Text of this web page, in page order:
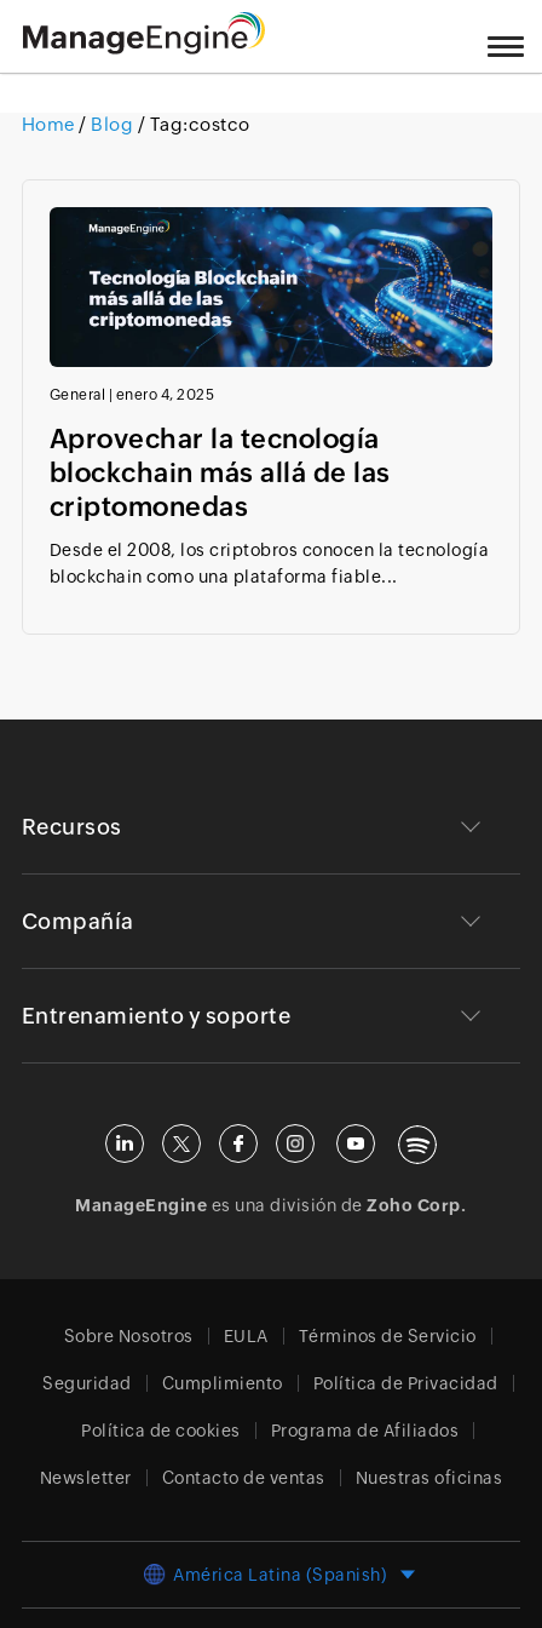
Home / Blog / Tag:costco
General enero 4, 2025
Aprovechar la tecnología
blockchain más allá de las
criptomonedas
Desde el 2008, los criptobros conocen la tecnología
blockchain como una plataforma fiable...
Recursos
Compañía
Entrenamiento y soporte
ManageEngine es una división deZoho Corp.
Sobre Nosotros EULA Términos de Servicio
Seguridad Cumplimiento Política de Privacidad
Política de cookies Programa de Afiliados
Newsletter Contacto de ventas Nuestras oficinas
América Latina (Spanish)